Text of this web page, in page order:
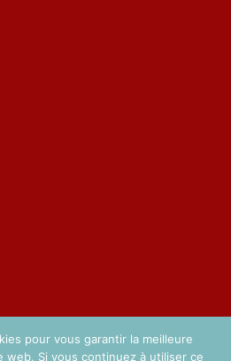
pour vous garantir la meilleure
Si vous continuez à utiliser ce